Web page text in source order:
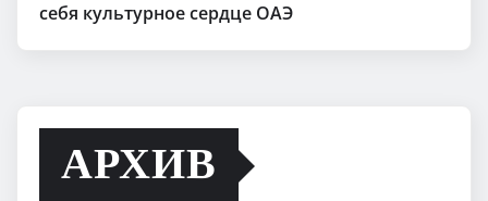
себя культурное сердце ОАЭ
АРХИВ